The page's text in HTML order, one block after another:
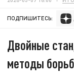
ПОДПИШИТЕСЬ:
Двойные
методы